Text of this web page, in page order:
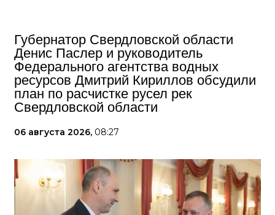
Губернатор Свердловской области
Денис Паслер и руководитель
Федерального агентства водных
ресурсов Дмитрий Кириллов обсудили
план по расчистке русел рек
Свердловской области
06 августа 2026, 08:27